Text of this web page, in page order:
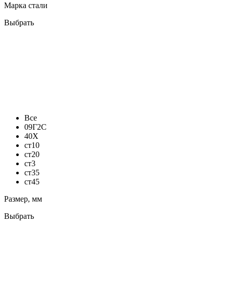
Марка стали
Выбрать
Все
09Г2С
40Х
ст10
ст20
ст3
ст35
ст45
Размер, мм
Выбрать